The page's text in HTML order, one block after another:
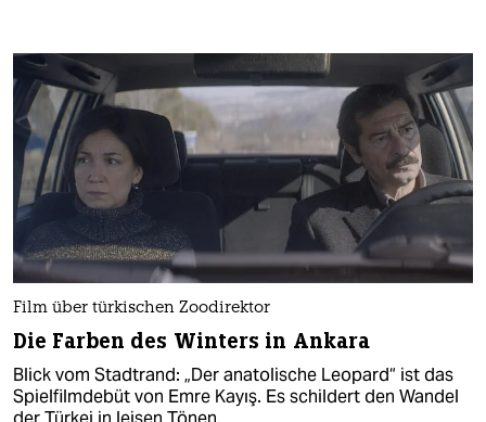
Film über türkischen Zoodirektor
Die Farben des Winters in Ankara
Blick vom Stadtrand: „Der anatolische Leopard“ ist das
Spielfilmdebüt von Emre Kayış. Es schildert den Wandel